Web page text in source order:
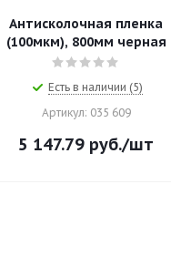
Антисколочная пленка
(100мкм), 800мм черная
Есть в наличии (5)
Артикул: 035 609
5 147.79 руб./шт